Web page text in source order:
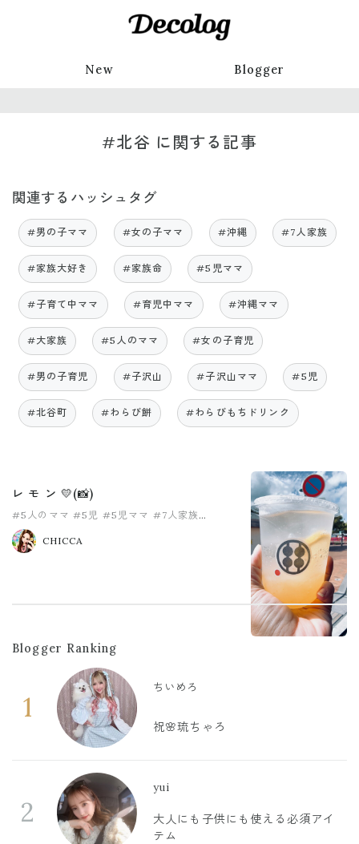
New Blogger
#北谷 に関する記事
関連するハッシュタグ
#男の子ママ #女の子ママ #沖縄 #7人家族
#家族大好き #家族命 #5児ママ
#子育て中ママ #育児中ママ #沖縄ママ
#大家族 #5人のママ #女の子育児
#男の子育児 #子沢山 #子沢山ママ #5児
#北谷町 #わらび餅 #わらびもちドリンク
レ モ ン 💛(📸)
#5人のママ #5児 #5児ママ #7人家族
#わらびもちドリンク
CHICCA
Blogger Ranking
1
ちいめろ
祝🌸琉ちゃろ
2
yui
大人にも子供にも使える必須アイ
テム